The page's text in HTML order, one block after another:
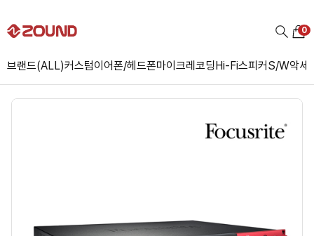
브랜드(ALL)커스텀이어폰/헤드폰마이크레코딩Hi-Fi스피커S/W악세
0